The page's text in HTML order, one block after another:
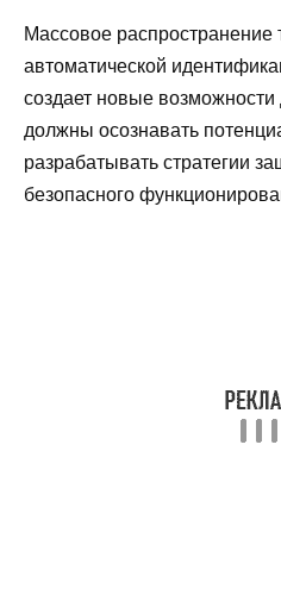
Массовое распространение
автоматической
создает новые возможности
должны осознавать
разрабатывать стратегии
безопасного